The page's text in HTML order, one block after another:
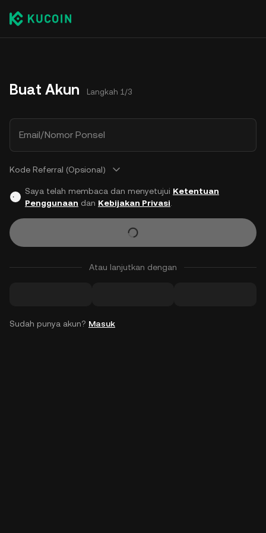
Buat Akun Langkah 1/3
Email/Nomor Ponsel
Kode Referral (Opsional)
Saya telah membaca dan menyetujui Ketentuan
Penggunaan dan Kebijakan Privasi
Atau lanjutkan dengan
Sudah punya akun? Masuk